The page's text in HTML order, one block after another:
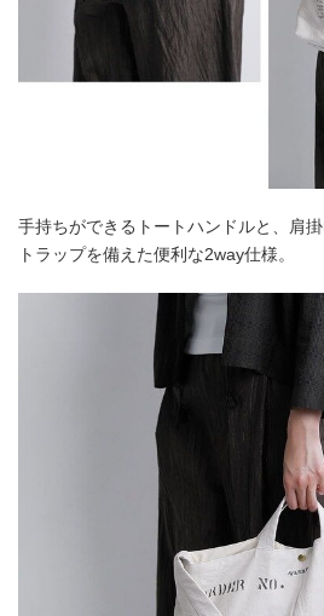
手持ちができるトートハンドルと、肩
トラップを備えた便利な2way仕様。